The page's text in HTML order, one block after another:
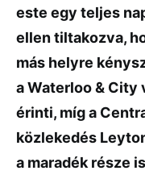
este egy teljes
ellen tiltakozva,
más helyre
a Waterloo & City
érinti, míg a
közlekedés
a maradék része